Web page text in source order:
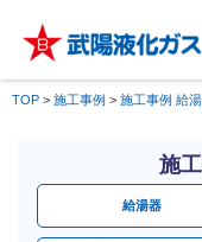
TOP > 施工事例 > 施工事例 給
施
給湯器